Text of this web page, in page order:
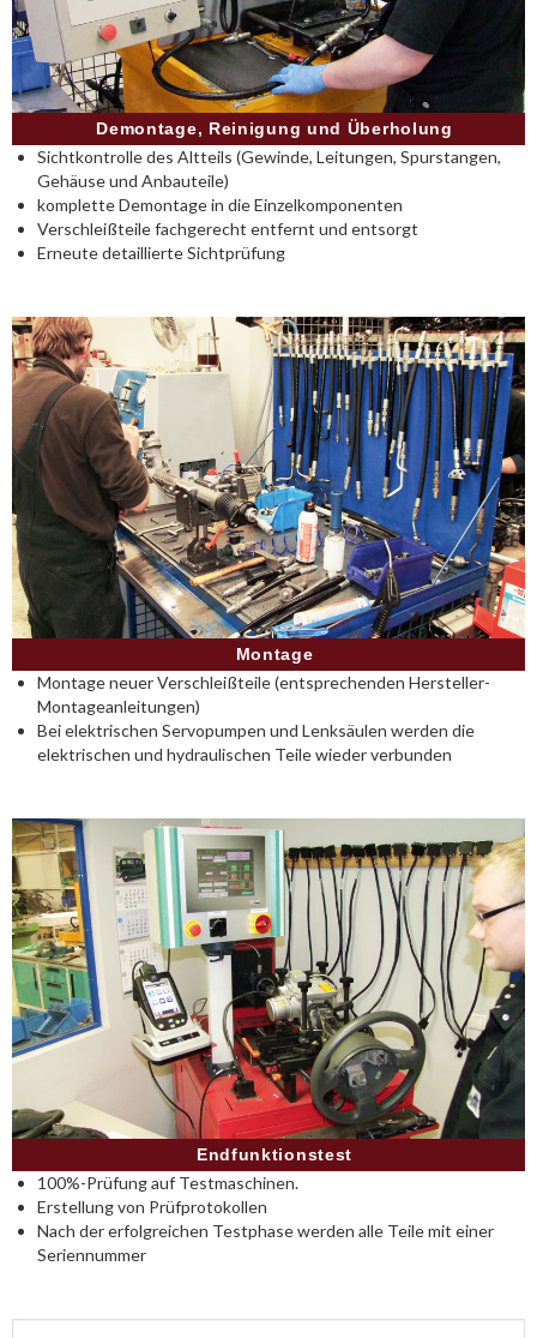
Demontage, Reinigung und Überholung
Sichtkontrolle des Altteils (Gewinde, Leitungen, Spurstangen,
Gehäuse und Anbauteile)
komplette Demontage in die Einzelkomponenten
Verschleißteile fachgerecht entfernt und entsorgt
Erneute detaillierte Sichtprüfung
Montage
Montage neuer Verschleißteile (entsprechenden Hersteller-
Montageanleitungen)
Bei elektrischen Servopumpen und Lenksäulen werden die
elektrischen und hydraulischen Teile wieder verbunden
Endfunktionstest
100%-Prüfung auf Testmaschinen.
Erstellung von Prüfprotokollen
Nach der erfolgreichen Testphase werden alle Teile mit einer
Seriennummer